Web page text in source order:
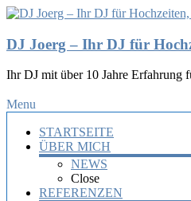
DJ Joerg – Ihr DJ für
Ihr DJ mit über 10 Jahre Erfahrung
Menu
STARTSEITE
ÜBER MICH
NEWS
Close
REFERENZEN